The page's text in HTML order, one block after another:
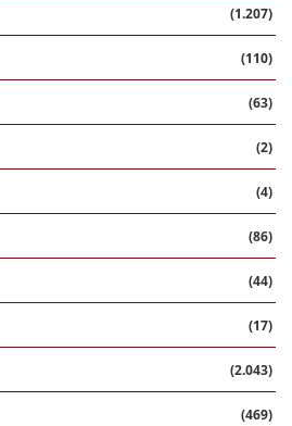
(1.207)
(110)
(63)
(2)
(4)
(86)
(44)
(17)
(2.043)
(469)